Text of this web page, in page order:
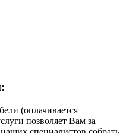
(оплачивается
позволяет Вам за